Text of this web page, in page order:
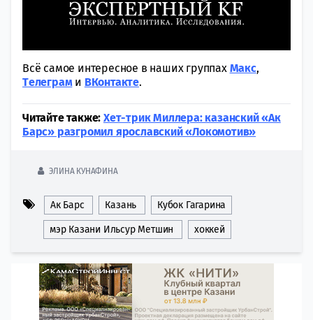
Всё самое интересное в наших группах Макс,
Tелеграми ВКонтакте.
Читайте также: Хет-трик Миллера: казанский «Ак
Барс» разгромил ярославский «Локомотив»
ЭЛИНА КУНАФИНА
Ак Барс Казань Кубок Гагарина
мэр Казани Ильсур Метшин хоккей